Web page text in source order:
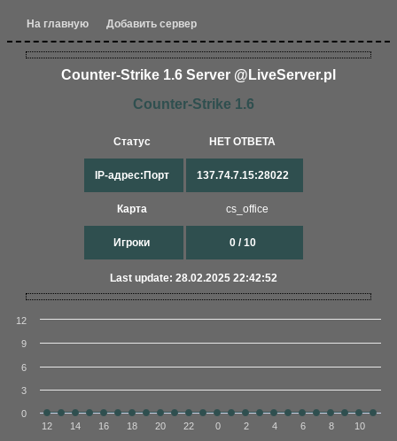
На главную Добавить сервер
Counter-Strike 1.6 Server @LiveServer.pl
Counter-Strike 1.6
Статус
IP-адрес:Порт
Карта
Игроки
НЕТ ОТВЕТА
137.74.7.15:28022
cs_office
0 / 10
Last update: 28.02.2025 22:42:52
12 14 16 18 20 22 0 2 4 6 8 10
0
3
6
9
12